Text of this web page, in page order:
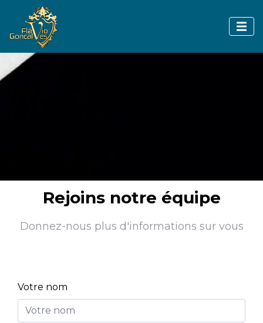
Rejoins notre équipe
Donnez-nous plus d'informations sur vous
Votre nom